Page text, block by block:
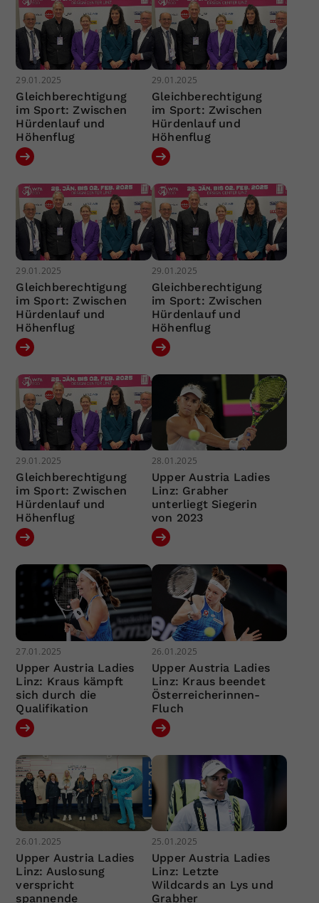
29.01.2025
Gleichberechtigung
im Sport: Zwischen
Hürdenlauf und
Höhenflug
29.01.2025
Gleichberechtigung
im Sport: Zwischen
Hürdenlauf und
Höhenflug
29.01.2025
Gleichberechtigung
im Sport: Zwischen
Hürdenlauf und
Höhenflug
29.01.2025
Gleichberechtigung
im Sport: Zwischen
Hürdenlauf und
Höhenflug
29.01.2025
Gleichberechtigung
im Sport: Zwischen
Hürdenlauf und
Höhenflug
28.01.2025
Upper Austria Ladies
Linz: Grabher
unterliegt Siegerin
von 2023
27.01.2025
Upper Austria Ladies
Linz: Kraus kämpft
sich durch die
Qualifikation
26.01.2025
Upper Austria Ladies
Linz: Kraus beendet
Österreicherinnen-
Fluch
26.01.2025
Upper Austria Ladies
Linz: Auslosung
verspricht
spannende
25.01.2025
Upper Austria Ladies
Linz: Letzte
Wildcards an Lys und
Grabher